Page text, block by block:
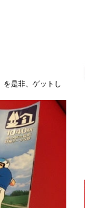
を是非、ゲットし